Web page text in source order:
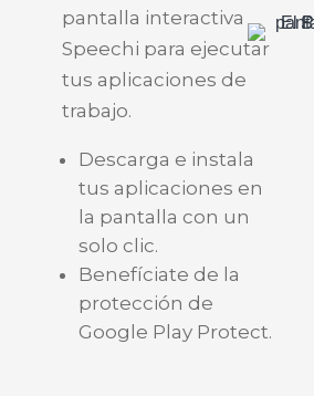
pantalla interactiva
Speechi para ejecutar
tus aplicaciones de
trabajo.
Descarga e instala
tus aplicaciones en
la pantalla con un
solo clic.
Benefíciate de la
protección de
Google Play Protect.